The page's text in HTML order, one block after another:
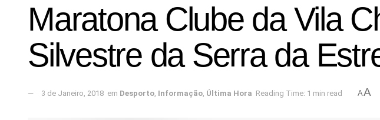
Maratona Clube da Vila
Silvestre da Serra da
3 de Janeiro, 2018 em Desporto, Informação, Última Hora Reading Time: 1 min read AA